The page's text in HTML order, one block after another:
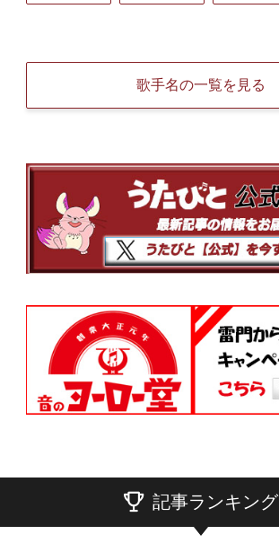
歌手名の一覧を見る
記事ランキング